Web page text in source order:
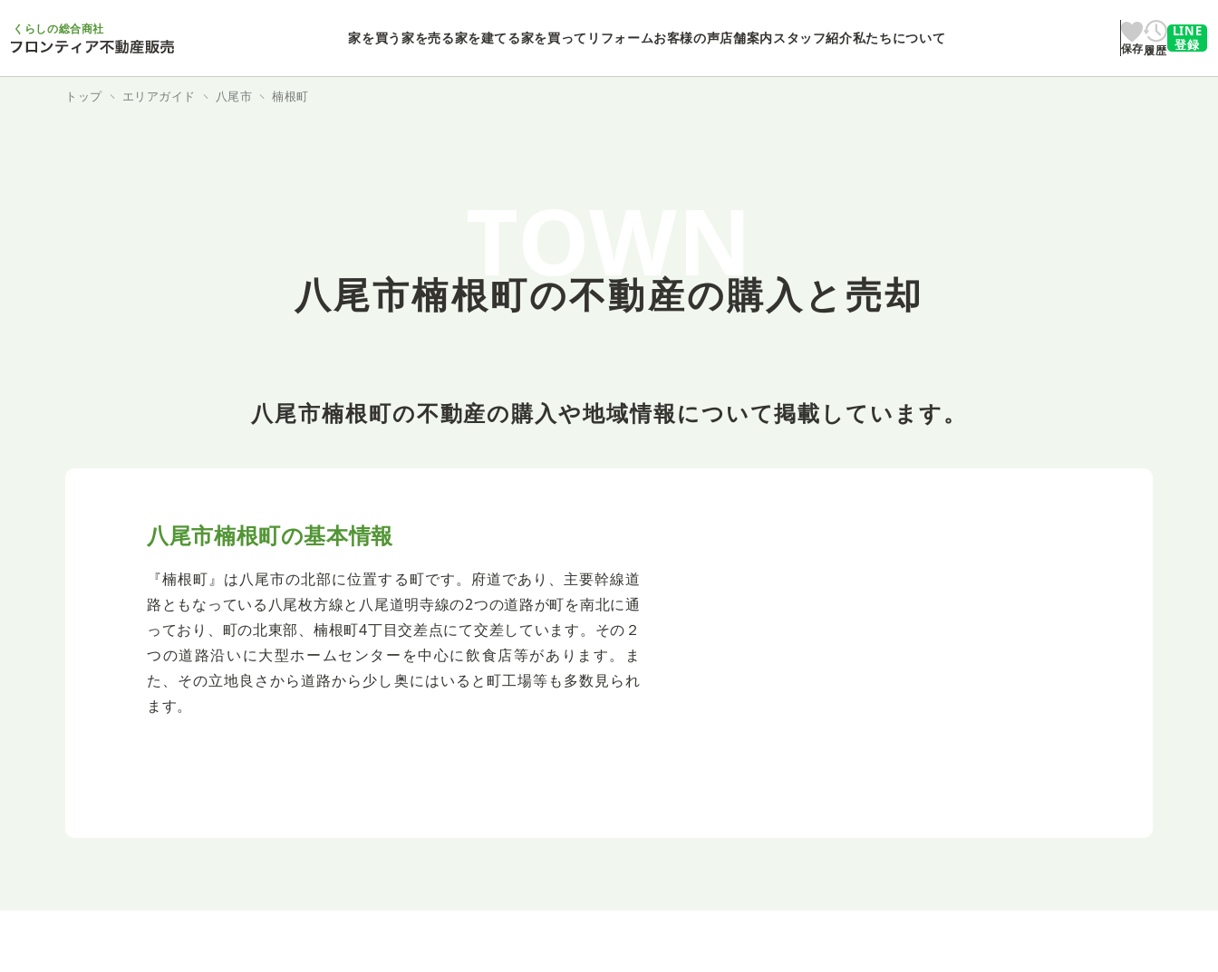
くらしの総合商社
家を買う 家を売る家を建てる家を買ってリフォームお客様の声店舗案内スタッフ紹介私たちについて
保存履歴
LINE
登録
トップ エリアガイド 八尾市 楠根町
TOWN
八尾市楠根町の不動産の購入と売却
八尾市楠根町の不動産の購入や地域情報について掲載しています。
八尾市楠根町の基本情報
『楠根町』は八尾市の北部に位置する町です。府道であり、主要幹線道
路ともなっている八尾枚方線と八尾道明寺線の2つの道路が町を南北に通
っており、町の北東部、楠根町4丁目交差点にて交差しています。その２
つの道路沿いに大型ホームセンターを中心に飲食店等があります。ま
た、その立地良さから道路から少し奥にはいると町工場等も多数見られ
ます。